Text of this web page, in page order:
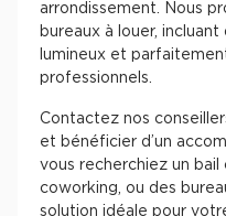
arrondissement. Nous
bureaux à louer,
lumineux et
professionnels.
Contactez nos
et bénéficier d’un
vous recherchiez un
coworking, ou des
solution idéale pour